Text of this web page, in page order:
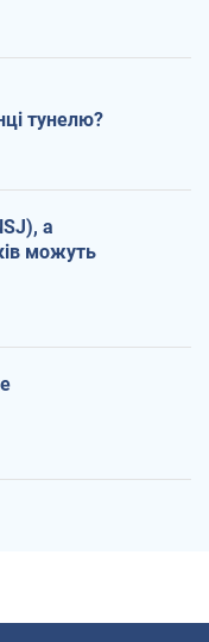
тунелю?
а
можуть